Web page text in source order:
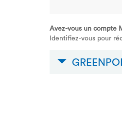
Avez-vous un compte
Identifiez-vous pour